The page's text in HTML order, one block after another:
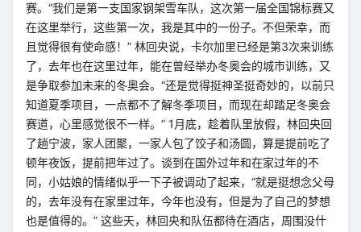
赛。“我们是第一支国家钢架雪车队，这次第一届全国锦标赛又
在这里举行，这些第一次，我是其中的一份子。不但荣幸，而
且觉得很有使命感！” 林回央说，卡尔加里已经是第3次来训练
了，去年也在这里过年，能在曾经举办冬奥会的城市训练，又
是争取参加未来的冬奥会。“还是觉得挺神圣挺奇妙的，以前只
知道夏季项目，一点都不了解冬季项目，而现在却踏足冬奥会
赛道，心里感觉很不一样。” 1月底，趁着队里放假，林回央回
了趟宁波，家人团聚，一家人包了饺子和汤圆，算是提前吃了
顿年夜饭，提前把年过了。谈到在国外过年和在家过年的不
同，小姑娘的情绪似乎一下子被调动了起来，“就是挺想念父母
的，去年没有在家里过年，今年也没有，但是为了自己的梦想
也是值得的。” 这些天，林回央和队伍都待在酒店，周围没什